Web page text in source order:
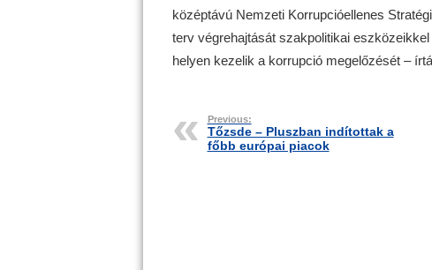
középtávú Nemzeti Korrupcióellenes
terv végrehajtását szakpolitikai
helyen kezelik a korrupció megelőzését –
Previous:
Tőzsde – Pluszban indítottak a
főbb európai piacok